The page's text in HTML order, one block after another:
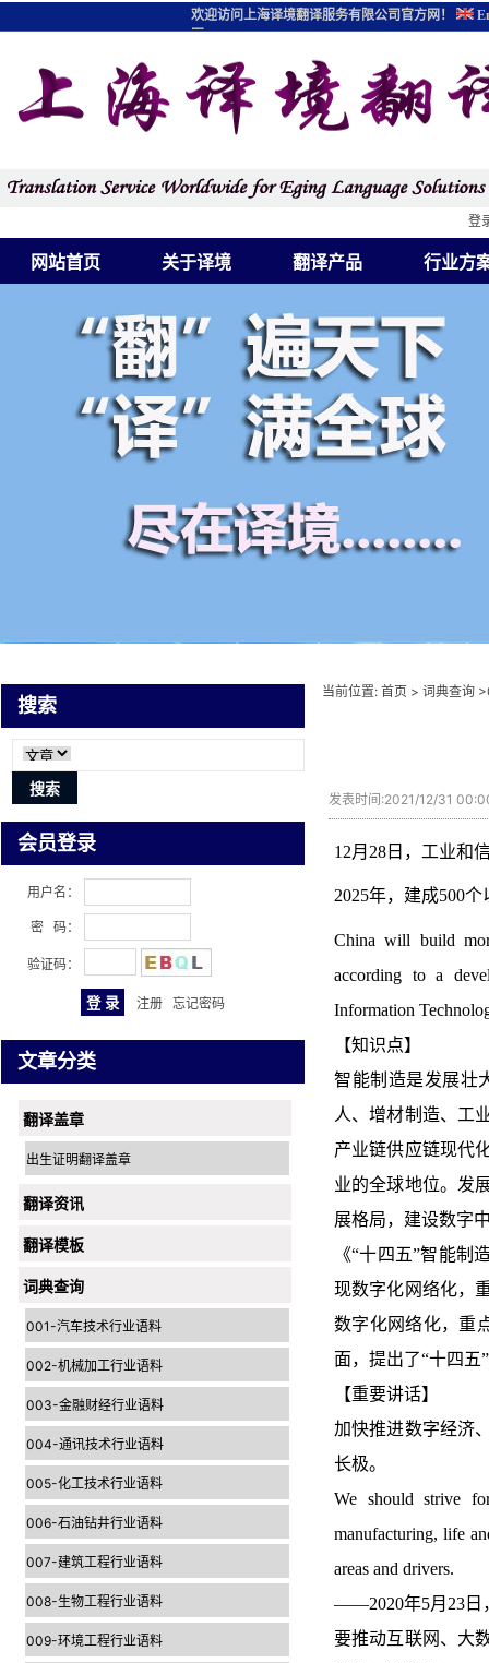
网站首页 关于译境 翻译产品 行业方
登
欢迎访问上海译境翻译服务有限公司官方网！
图
搜索
会员登录
用户名：
密 码：
验证码：
注册 忘记密码
文章分类
翻译盖章
出生证明翻译盖章
翻译资讯
翻译模板
词典查询
001-汽车技术行业语料
002-机械加工行业语料
003-金融财经行业语料
004-通讯技术行业语料
005-化工技术行业语料
006-石油钻井行业语料
007-建筑工程行业语料
008-生物工程行业语料
009-环境工程行业语料
当前位置: 首页 > 词典查询 >
发表时间:2021/12/31
12月28日，工业和
2025年，建成500
China will build
according to a
Information
【知识点】
智能制造是发展壮
人、增材制造、工
产业链供应链现代
业的全球地位。发
展格局，建设数字
《“十四五”智能制
现数字化网络化，
数字化网络化，重
面，提出了“十四五
【重要讲话】
加快推进数字经济
长极。
We should strive
manufacturing, life
areas and drivers.
——2020年5月23日
要推动互联网、大